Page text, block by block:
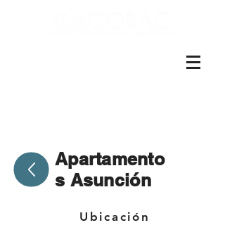
Apartamento
s Asunción
Ubicación